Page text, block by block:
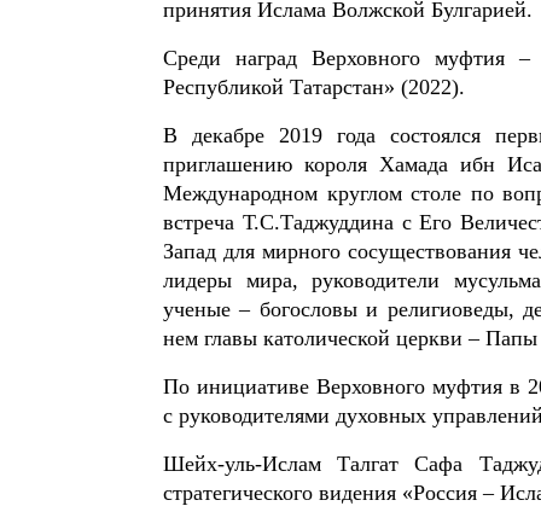
принятия Ислама Волжской Булгарией.
Среди наград Верховного муфтия
Республикой Татарстан» (2022).
В декабре 2019 года состоялся
приглашению короля Хамада ибн
Международном круглом столе по
встреча Т.С.Таджуддина с Его
Запад для мирного сосуществования
лидеры мира, руководители
ученые – богословы и религиоведы,
нем главы католической церкви –
По инициативе Верховного муфтия в
с руководителями духовных
Шейх-уль-Ислам Талгат Сафа
стратегического видения «Россия –